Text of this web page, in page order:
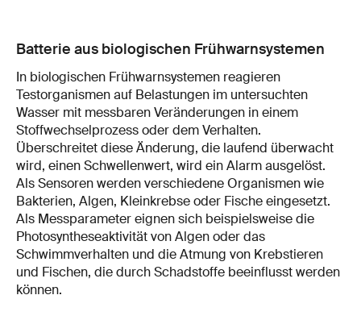
Batterie aus biologischen Frühwarnsystemen
In biologischen Frühwarnsystemen reagieren
Testorganismen auf Belastungen im untersuchten
Wasser mit messbaren Veränderungen in einem
Stoffwechselprozess oder dem Verhalten.
Überschreitet diese Änderung, die laufend überwacht
wird, einen Schwellenwert, wird ein Alarm ausgelöst.
Als Sensoren werden verschiedene Organismen wie
Bakterien, Algen, Kleinkrebse oder Fische eingesetzt.
Als Messparameter eignen sich beispielsweise die
Photosyntheseaktivität von Algen oder das
Schwimmverhalten und die Atmung von Krebstieren
und Fischen, die durch Schadstoffe beeinflusst werden
können.